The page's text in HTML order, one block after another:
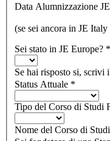
Data Alumnizzazione
(se sei ancora in JE
Sei stato in JE Europe? *
Se hai risposto si,
Status Attuale *
Tipo del Corso di Studi
Nome del Corso di Studi